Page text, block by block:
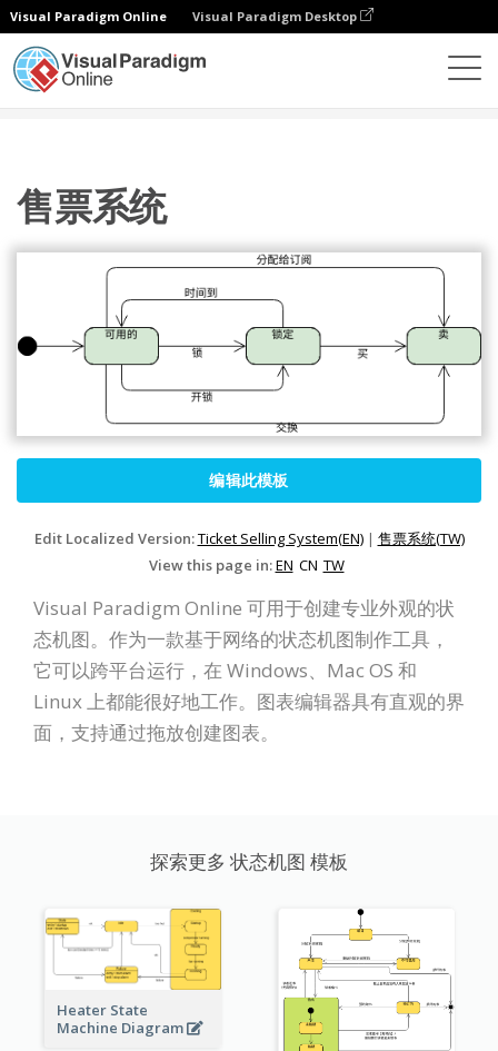
Visual Paradigm Online Visual Paradigm Desktop
售票系统
编辑此模板
Edit Localized Version:Ticket Selling System(EN)| 售票系统(TW)
View this page in:EN CN TW
Visual Paradigm Online 可用于创建专业外观的状
态机图。作为一款基于网络的状态机图制作工具，
它可以跨平台运行，在 Windows、Mac OS 和
Linux 上都能很好地工作。图表编辑器具有直观的界
面，支持通过拖放创建图表。
探索更多 状态机图 模板
Heater State
Machine Diagram